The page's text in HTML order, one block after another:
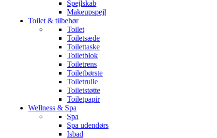
Spejlskab
Makeupspejl
Toilet & tilbehør
Toilet
Toiletsæde
Toilettaske
Toiletblok
Toiletrens
Toiletbørste
Toiletrulle
Toiletstøtte
Toiletpapir
Wellness & Spa
Spa
Spa udendørs
Isbad